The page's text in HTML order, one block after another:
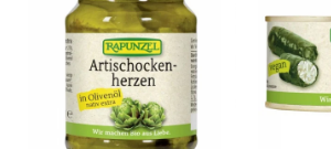
Paste bio integrale
Paste bio pentru copii
Paste fainoase bio
Pateu, sosuri si conserve
Conserve de peste bio